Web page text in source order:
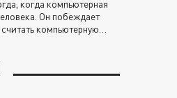
когда компьютерная
Он побеждает
компьютерную